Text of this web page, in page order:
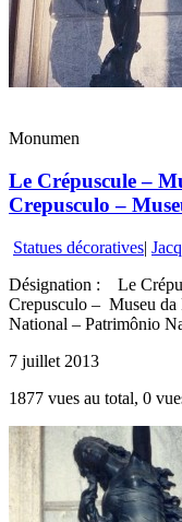
Monumen
Le Crépuscule –
Crepusculo –
Statues décoratives|
Désignation : Le
Crepusculo – Museu da
National – Patrimônio
7 juillet 2013
1877 vues au total, 0